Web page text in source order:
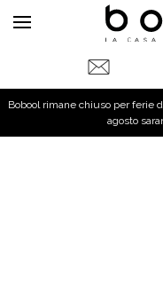
Bobool rimane chiuso per ferie
agosto